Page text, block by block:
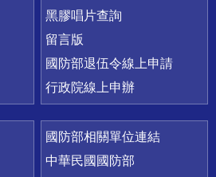
黑膠唱片查詢
留言版
國防部退伍令線上申請
行政院線上申辦
國防部相關單位連結
中華民國國防部